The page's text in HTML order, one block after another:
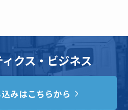
クス・ビジネス
みはこちらから